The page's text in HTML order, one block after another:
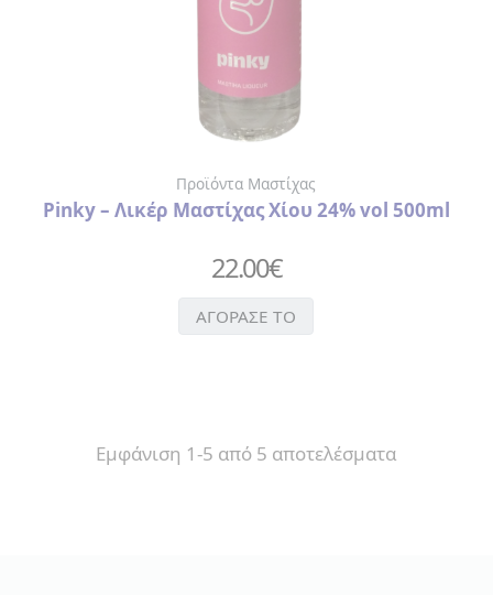
Προϊόντα Μαστίχας
Pinky – Λικέρ Μαστίχας Χίου 24% vol 500ml
22.00€
ΑΓΟΡΑΣΕ ΤΟ
Εμφάνιση 1-5 από 5 αποτελέσματα